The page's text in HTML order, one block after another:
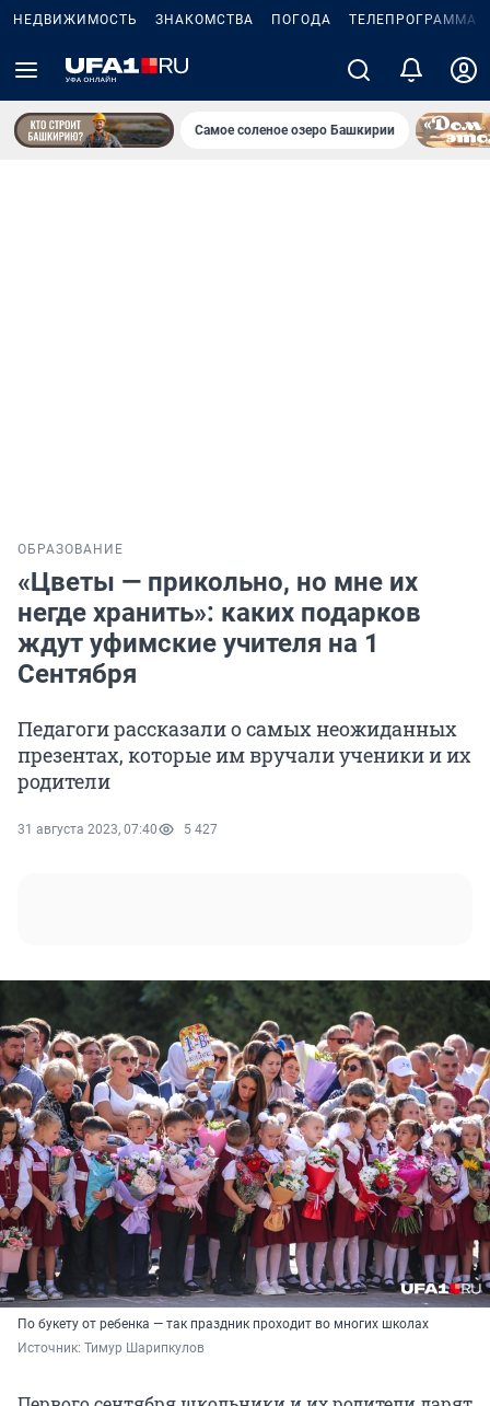
НЕДВИЖИМОСТЬ ЗНАКОМСТВА ПОГОДА ТЕЛЕПРОГРАММА
Самое соленое озеро Башкирии
ОБРАЗОВАНИЕ
«Цветы — прикольно, но мне их
негде хранить»: каких подарков
ждут уфимские учителя на 1
Сентября
Педагоги рассказали о самых неожиданных
презентах, которые им вручали ученики и их
родители
31 августа 2023, 07:40 5 427
По букету от ребенка — так праздник проходит во многих школах
Источник: Тимур Шарипкулов